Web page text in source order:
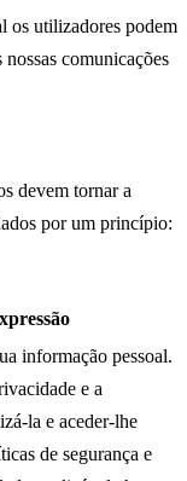
os utilizadores podem
comunicações
devem tornar a
por um princípio:
informação pessoal.
e a
la e aceder-lhe
de segurança e